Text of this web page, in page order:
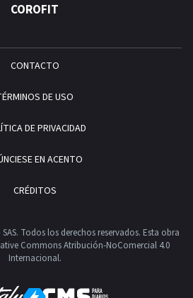
COROFIT
CONTACTO
DE USO
DE PRIVACIDAD
EN ACENTO
CRÉDITOS
Todos los derechos reservados. Esta obra
Commons Atribución-NoComercial 4.0
Internacional.